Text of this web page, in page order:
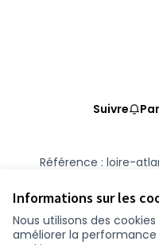
Informations sur les
Nous utilisons des
améliorer la performance
Suivre
Référence : loire-
Vérifiez
Conditions d'utilisation